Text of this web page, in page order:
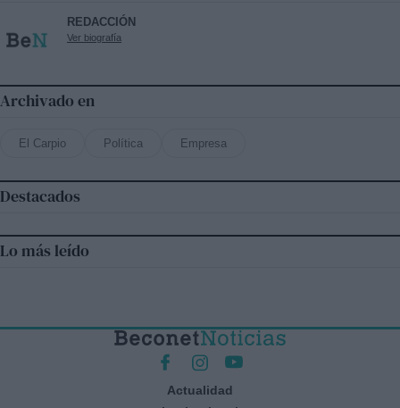
REDACCIÓN
Ver biografía
Archivado en
El Carpio Política Empresa
Destacados
Lo más leído
Actualidad